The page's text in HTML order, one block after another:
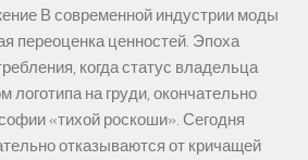
В современной индустрии моды
переоценка ценностей. Эпоха
когда статус владельца
логотипа на груди, окончательно
«тихой роскоши». Сегодня
отказываются от кричащей